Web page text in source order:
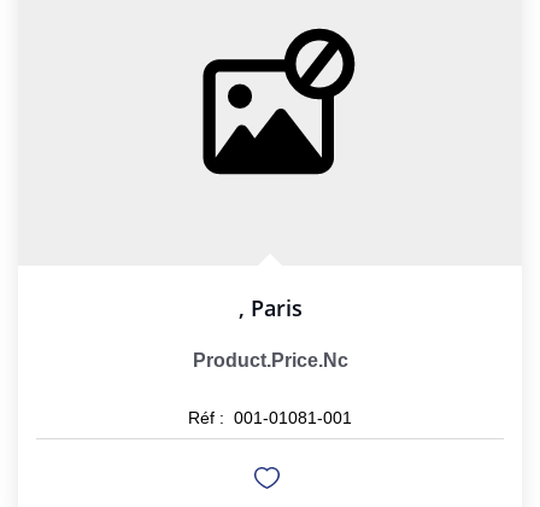
BLOG
EXTRANET
, Paris
Product.price.nc
Réf : 001-01081-001